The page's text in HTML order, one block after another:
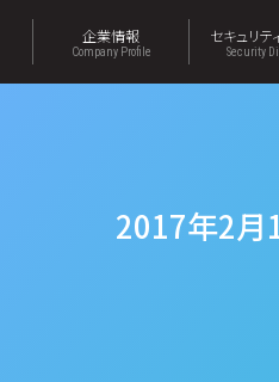
企業情報
Company Profile
セキュリテ
Security
2017年2